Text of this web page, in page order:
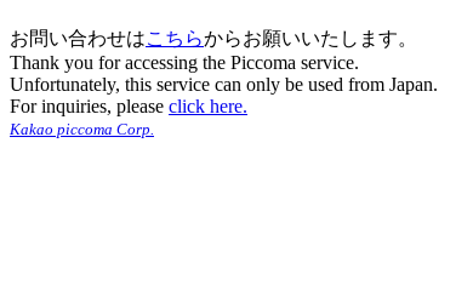
お問い合わせはこちらからお願いいたします。
Thank you for accessing the Piccoma service.
Unfortunately, this service can only be used from Japan.
For inquiries, please click here.
Kakao piccoma Corp.